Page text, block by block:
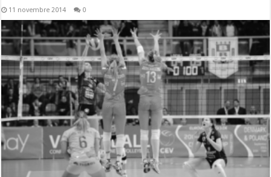
11 novembre 2014 0